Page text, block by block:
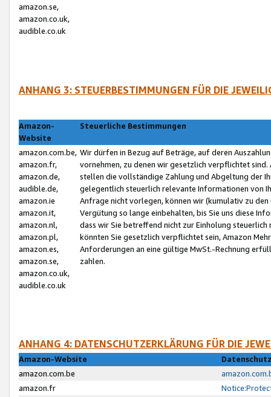
amazon.se,
amazon.co.uk,
audible.co.uk
ANHANG 3: STEUERBESTIMMUNGEN FÜR DIE
Amazon-
Website
Steuerliche Bestimmungen
amazon.com.be,
amazon.fr,
amazon.de,
audible.de,
amazon.ie
amazon.it,
amazon.nl,
amazon.pl,
amazon.es,
amazon.se,
amazon.co.uk,
audible.co.uk
Wir dürfen in Bezug auf Beträge, auf deren
vornehmen, zu denen wir gesetzlich verpflichtet
stellen die vollständige Zahlung und Abgeltung der
gelegentlich steuerlich relevante Informationen von
Anfrage nicht vorlegen, können wir (kumulativ zu
Vergütung so lange einbehalten, bis Sie uns diese
dass wir Sie betreffend nicht zur Einholung
könnten Sie gesetzlich verpflichtet sein, Amazon
Anforderungen an eine gültige MwSt.-Rechnung
zahlen.
ANHANG 4: DATENSCHUTZERKLÄRUNG FÜR DIE
Amazon-Website
amazon.com.be
amazon.fr